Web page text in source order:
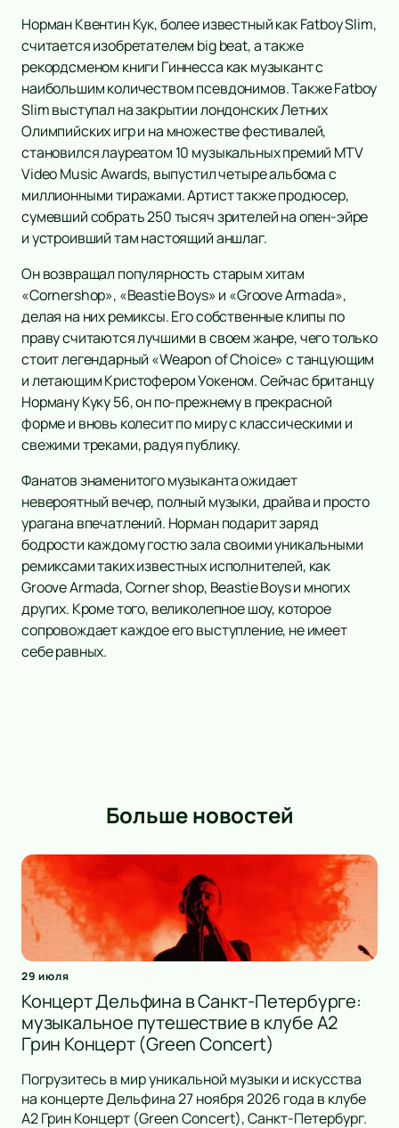
Норман Квентин Кук, более известный как Fatboy Slim,
считается изобретателем big beat, а также
рекордсменом книги Гиннесса как музыкант с
наибольшим количеством псевдонимов. Также Fatboy
Slim выступал на закрытии лондонских Летних
Олимпийских игр и на множестве фестивалей,
становился лауреатом 10 музыкальных премий MTV
Video Music Awards, выпустил четыре альбома с
миллионными тиражами. Артист также продюсер,
сумевший собрать 250 тысяч зрителей на опен-эйре
и устроивший там настоящий аншлаг.
Он возвращал популярность старым хитам
«Cornershop», «Beastie Boys» и «Groove Armada»,
делая на них ремиксы. Его собственные клипы по
праву считаются лучшими в своем жанре, чего только
стоит легендарный «Weapon of Choice» с танцующим
и летающим Кристофером Уокеном. Сейчас британцу
Норману Куку 56, он по-прежнему в прекрасной
форме и вновь колесит по миру с классическими и
свежими треками, радуя публику.
Фанатов знаменитого музыканта ожидает
невероятный вечер, полный музыки, драйва и просто
урагана впечатлений. Норман подарит заряд
бодрости каждому гостю зала своими уникальными
ремиксами таких известных исполнителей, как
Groove Armada, Corner shop, Beastie Boys и многих
других. Кроме того, великолепное шоу, которое
сопровождает каждое его выступление, не имеет
себе равных.
Больше новостей
29 июля
Концерт Дельфина в Санкт-Петербурге:
музыкальное путешествие в клубе А2
Грин Концерт (Green Concert)
Погрузитесь в мир уникальной музыки и искусства
на концерте Дельфина 27 ноября 2026 года в клубе
А2 Грин Концерт (Green Concert), Санкт-Петербург.